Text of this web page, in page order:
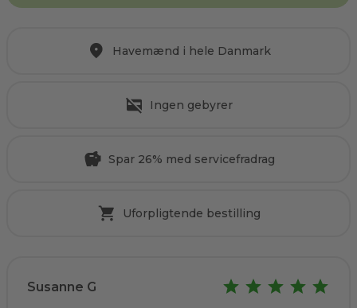
Havemænd i hele Danmark
Ingen gebyrer
Spar 26% med servicefradrag
Uforpligtende bestilling
Susanne G